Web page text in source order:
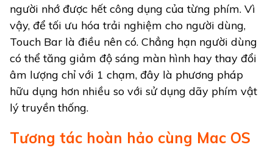
người nhớ được hết công dụng của từng phím. Vì
vậy, để tối ưu hóa trải nghiệm cho người dùng,
Touch Bar là điều nên có. Chẳng hạn người dùng
có thể tăng giảm độ sáng màn hình hay thay đổi
âm lượng chỉ với 1 chạm, đây là phương pháp
hữu dụng hơn nhiều so với sử dụng dãy phím vật
lý truyền thống.
Tương tác hoàn hảo cùng Mac OS